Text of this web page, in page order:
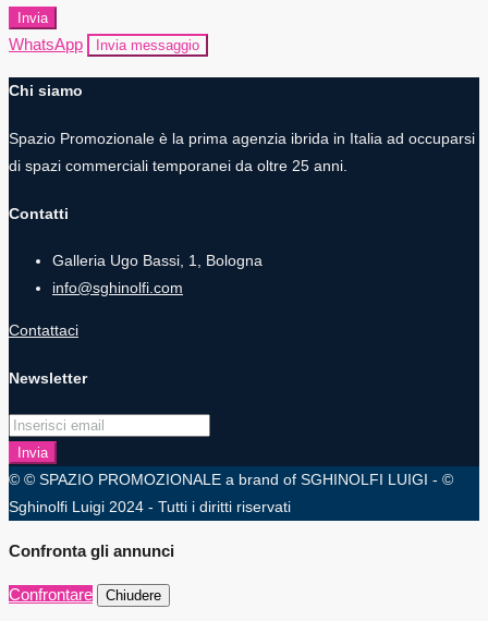
Invia
WhatsApp Invia messaggio
Chi siamo
Spazio Promozionale è la prima agenzia ibrida in Italia ad occuparsi
di spazi commerciali temporanei da oltre 25 anni.
Contatti
Galleria Ugo Bassi, 1, Bologna
info@sghinolfi.com
Contattaci
Newsletter
Invia
© © SPAZIO PROMOZIONALE a brand of SGHINOLFI LUIGI - ©
Sghinolfi Luigi 2024 - Tutti i diritti riservati
Confronta gli annunci
Confrontare Chiudere